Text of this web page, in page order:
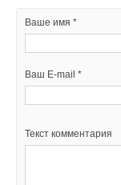
Ваше имя *
Ваш E-mail *
Текст комментария
Необычные
по всему зданию